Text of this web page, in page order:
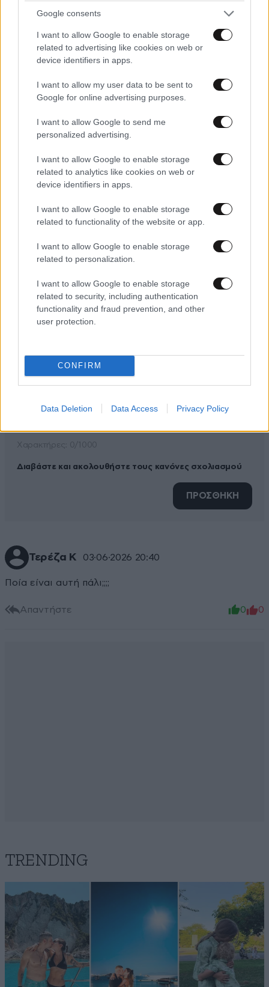
Google consents
I want to allow Google to enable storage
related to advertising like cookies on web or
device identifiers in apps.
I want to allow my user data to be sent to
Google for online advertising purposes.
I want to allow Google to send me
personalized advertising.
I want to allow Google to enable storage
related to analytics like cookies on web or
device identifiers in apps.
I want to allow Google to enable storage
related to functionality of the website or app.
I want to allow Google to enable storage
related to personalization.
I want to allow Google to enable storage
related to security, including authentication
functionality and fraud prevention, and other
user protection.
CONFIRM
Data Deletion Data Access Privacy Policy
ΣΧΌΛΙΑ ΑΝΑΓΝΩΣΤΏΝ
ΠΡΟΣΘΕΣΤΕ ΤΟ ΣΧΟΛΙΟ ΣΑΣ
Διαβάστε και ακολουθήστε τους κανόνες σχολιασμού
ΠΡΟΣΘΗΚΗ
Τερέζα Κ 03·06·2026 20:40
Ποία είναι αυτή πάλι;;;;
Απαντήστε 0 0
TRENDING